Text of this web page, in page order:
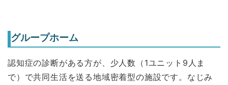
グループホーム
認知症の診断がある方が、少人数（1ユニット9人ま
で）で共同生活を送る地域密着型の施設です。なじみ